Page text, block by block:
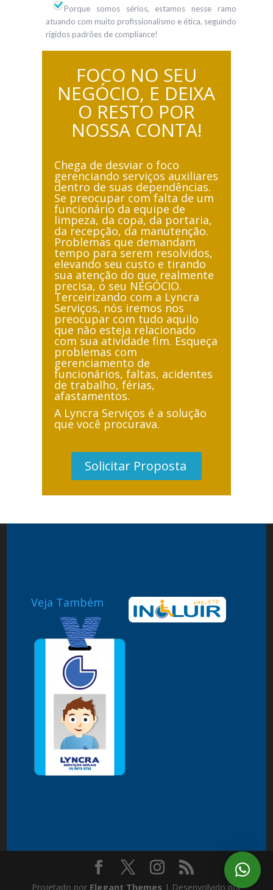
Porque somos sérios, estamos nesse ramo
atuando com muito profissionalismo e ética, seguindo
rígidos padrões de compliance!
FOCO NO SEU
NEGÓCIO, E DEIXA
O RESTO POR
NOSSA CONTA!
Chega de desviar o foco
gerenciando serviços auxiliares
dentro de suas dependências.
Se preocupar com falta de um
funcionário da equipe de
limpeza, da copa, da portaria,
da recepção, da manutenção.
Problemas que demandam
tempo para serem resolvidos,
elevando seu custo e tirando
sua atenção do que realmente
precisa, o seu NEGÓCIO.
Terceirizando com a Lyncra
Serviços, nós iremos nos
preocupar com tudo aquilo
que não esteja relacionado
com sua atividade fim. Esqueça
problemas com
gerenciamento de
funcionários, faltas, acidentes
de trabalho, férias,
afastamentos.
A Lyncra Serviços é a solução
que você procurava.
Solicitar Proposta
Veja Também
Projetado por Elegant Themes | Desenvolvido por